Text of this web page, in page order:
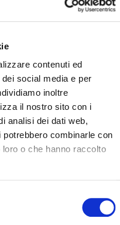
contenuti ed
social media e per
inoltre
il nostro sito con i
analisi dei dati web,
combinarle con
o che hanno raccolto